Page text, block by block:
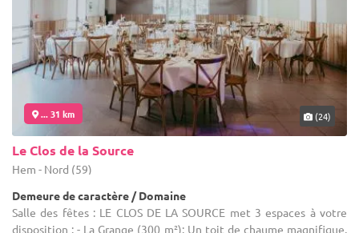
... 31 km (24)
Le Clos de la Source
Hem - Nord (59)
Demeure de caractère / Domaine
Salle des fêtes : LE CLOS DE LA SOURCE met 3 espaces à votre
disposition : - La Grange (300 m²): Un toit de chaume magnifique,